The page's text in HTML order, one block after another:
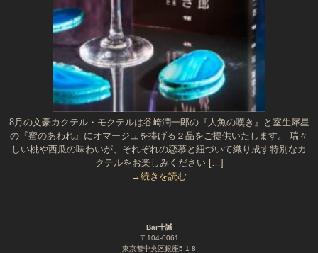
8月の文豪カクテル・モクテルは谷崎潤一郎の『人魚の嘆き』と室生犀星
の『蜜のあわれ』にオマージュを捧げる２品をご提供いたします。 瑞々
しい桃や西瓜の味わいが、それぞれの恋慕と紐づいて織り成す特別なカ
クテルをお楽しみください […]
→続きを読む
Bar十誡
〒104-0061
東京都中央区銀座5-1-8